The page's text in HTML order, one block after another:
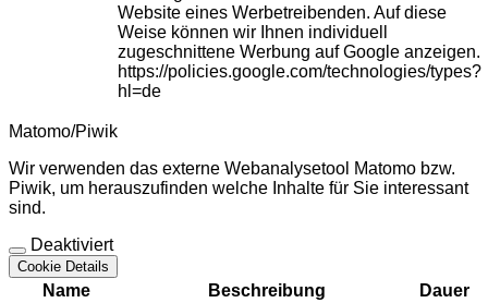
Website eines Werbetreibenden. Auf diese
Weise können wir Ihnen individuell
zugeschnittene Werbung auf Google anzeigen.
https://policies.google.com/technologies/types?
hl=de
Matomo/Piwik
Wir verwenden das externe Webanalysetool Matomo bzw.
Piwik, um herauszufinden welche Inhalte für Sie interessant
sind.
Deaktiviert
Cookie Details
Name Beschreibung Dauer